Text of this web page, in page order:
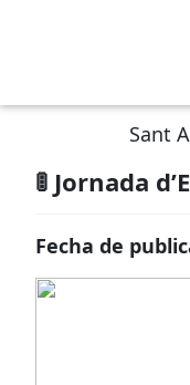
Sant
🚦 Jornada
Fecha de